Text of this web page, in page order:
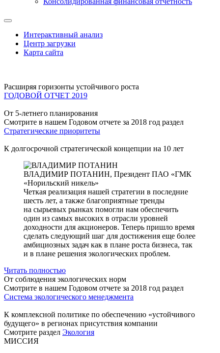
Интерактивный анализ
Центр загрузки
Карта сайта
Расширяя горизонты устойчивого роста
ГОДОВОЙ ОТЧЕТ 2019
От 5-летнего планирования
Смотрите в нашем Годовом отчете за 2018 год раздел
Стратегические приоритеты
К долгосрочной стратегической концепции на 10 лет
ВЛАДИМИР ПОТАНИН, Президент ПАО «ГМК
«Норильский никель»
Четкая реализация нашей стратегии в последние
шесть лет, а также благоприятные тренды
на сырьевых рынках помогли нам обеспечить
один из самых высоких в отрасли уровней
доходности для акционеров. Теперь пришло время
сделать следующий шаг для достижения еще более
амбициозных задач как в плане роста бизнеса, так
и в плане решения экологических проблем.
Читать полностью
От соблюдения экологических норм
Смотрите в нашем Годовом отчете за 2018 год раздел
Система экологического менеджмента
К комплексной политике по обеспечению «устойчивого
будущего» в регионах присутствия компании
Смотрите раздел Экология
МИССИЯ